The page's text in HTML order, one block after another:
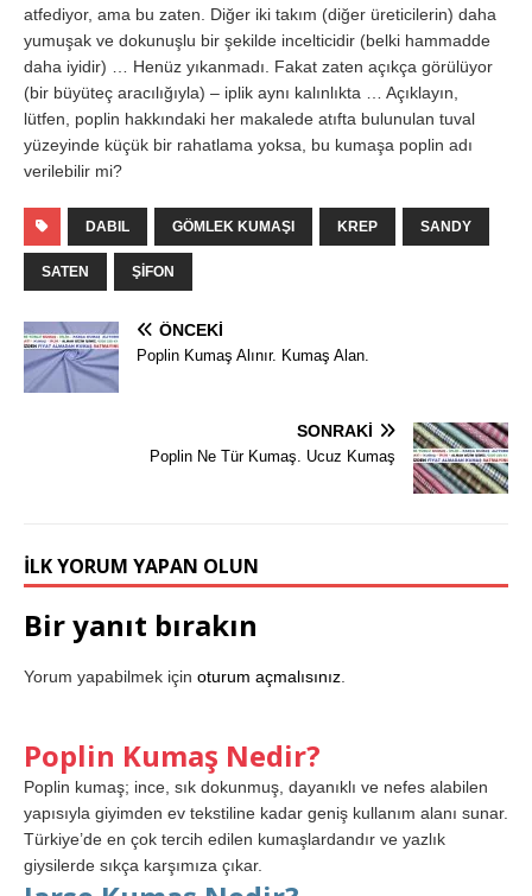
atfediyor, ama bu zaten. Diğer iki takım (diğer üreticilerin) daha
yumuşak ve dokunuşlu bir şekilde incelticidir (belki hammadde
daha iyidir) … Henüz yıkanmadı. Fakat zaten açıkça görülüyor
(bir büyüteç aracılığıyla) – iplik aynı kalınlıkta … Açıklayın,
lütfen, poplin hakkındaki her makalede atıfta bulunulan tuval
yüzeyinde küçük bir rahatlama yoksa, bu kumaşa poplin adı
verilebilir mi?
DABIL GÖMLEK KUMAŞI KREP SANDY
SATEN ŞIFON
ÖNCEKI
Poplin Kumaş Alınır. Kumaş Alan.
SONRAKI
Poplin Ne Tür Kumaş. Ucuz Kumaş
İLK YORUM YAPAN OLUN
Bir yanıt bırakın
Yorum yapabilmek için oturum açmalısınız.
Poplin Kumaş Nedir?
Poplin kumaş; ince, sık dokunmuş, dayanıklı ve nefes alabilen
yapısıyla giyimden ev tekstiline kadar geniş kullanım alanı sunar.
Türkiye’de en çok tercih edilen kumaşlardandır ve yazlık
giysilerde sıkça karşımıza çıkar.